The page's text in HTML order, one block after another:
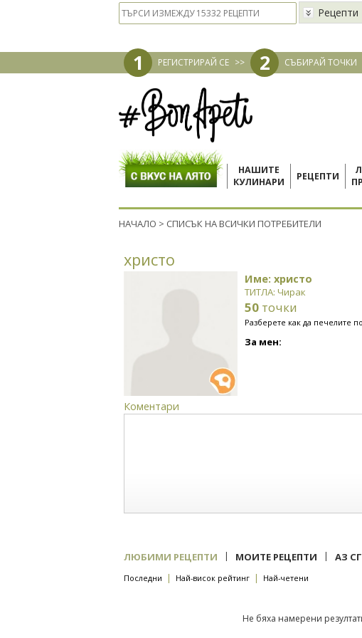
Рецепти
1 РЕГИСТРИРАЙ СЕ >> 2 СЪБИРАЙ ТОЧКИ
НАШИТЕ
КУЛИНАРИ
РЕЦЕПТИ
НАЧАЛО > СПИСЪК НА ВСИЧКИ ПОТРЕБИТЕЛИ
христо
Име: христо
ТИТЛА: Чирак
50 точки
Разберете как да печелите
За мен:
Коментари
ЛЮБИМИ РЕЦЕПТИ | МОИТЕ РЕЦЕПТИ | АЗ
Последни | Най-висок рейтинг | Най-четени
Не бяха намерени